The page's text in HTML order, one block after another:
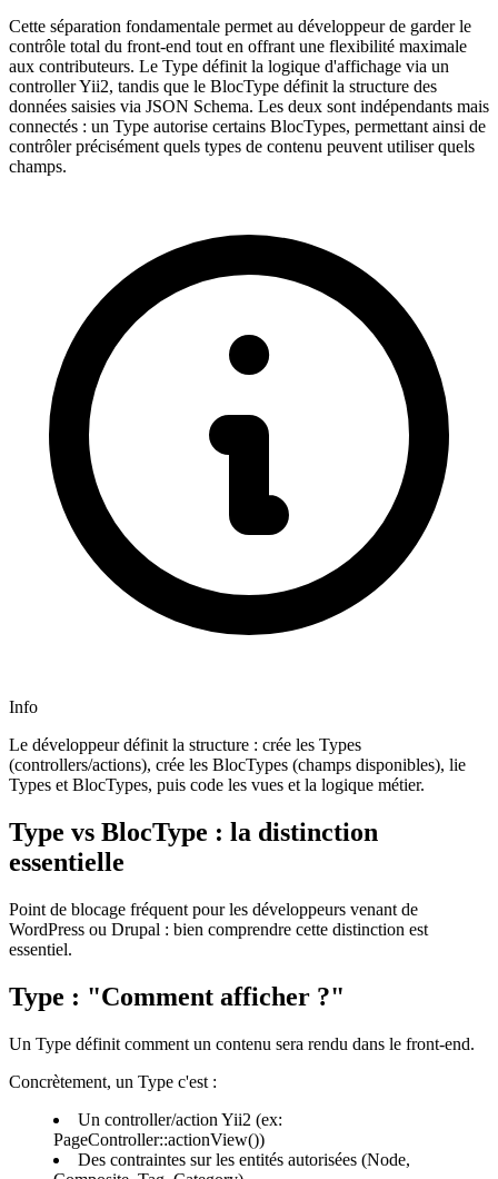
Cette séparation fondamentale permet au développeur de garder le
contrôle total du front-end tout en offrant une flexibilité maximale
aux contributeurs. Le Type définit la logique d'affichage via un
controller Yii2, tandis que le BlocType définit la structure des
données saisies via JSON Schema. Les deux sont indépendants mais
connectés : un Type autorise certains BlocTypes, permettant ainsi de
contrôler précisément quels types de contenu peuvent utiliser quels
champs.
Info
Le développeur définit la structure : crée les Types
(controllers/actions), crée les BlocTypes (champs disponibles), lie
Types et BlocTypes, puis code les vues et la logique métier.
Type vs BlocType : la distinction
essentielle
Point de blocage fréquent pour les développeurs venant de
WordPress ou Drupal : bien comprendre cette distinction est
essentiel.
Type : "Comment afficher ?"
Un Type définit comment un contenu sera rendu dans le front-end.
Concrètement, un Type c'est :
Un controller/action Yii2 (ex:
PageController::actionView())
Des contraintes sur les entités autorisées (Node,